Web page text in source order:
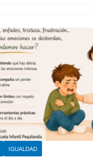
IGUALDAD